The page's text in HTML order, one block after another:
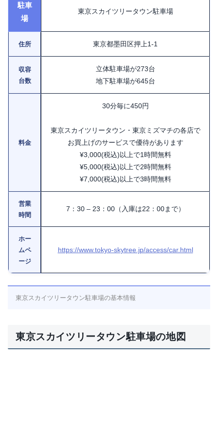
駐車
場
東京スカイツリータウン駐車場
住所 東京都墨田区押上1-1
収容
台数
立体駐車場が273台
地下駐車場が645台
料金
30分毎に450円
東京スカイツリータウン・東京ミズマチの各店で
お買上げのサービスで優待があります
¥3,000(税込)以上で1時間無料
¥5,000(税込)以上で2時間無料
¥7,000(税込)以上で3時間無料
営業
時間
7：30 – 23：00（入庫は22：00まで）
ホー
ムペ
ージ
https://www.tokyo-skytree.jp/access/car.html
東京スカイツリータウン駐車場の基本情報
東京スカイツリータウン駐車場の地図